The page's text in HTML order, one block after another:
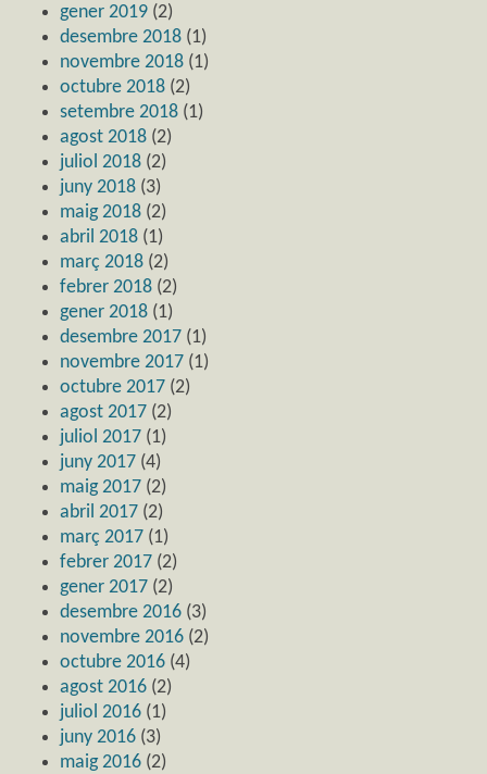
gener 2019 (2)
desembre 2018 (1)
novembre 2018 (1)
octubre 2018 (2)
setembre 2018 (1)
agost 2018 (2)
juliol 2018 (2)
juny 2018 (3)
maig 2018 (2)
abril 2018 (1)
març 2018 (2)
febrer 2018 (2)
gener 2018 (1)
desembre 2017 (1)
novembre 2017 (1)
octubre 2017 (2)
agost 2017 (2)
juliol 2017 (1)
juny 2017 (4)
maig 2017 (2)
abril 2017 (2)
març 2017 (1)
febrer 2017 (2)
gener 2017 (2)
desembre 2016 (3)
novembre 2016 (2)
octubre 2016 (4)
agost 2016 (2)
juliol 2016 (1)
juny 2016 (3)
maig 2016 (2)